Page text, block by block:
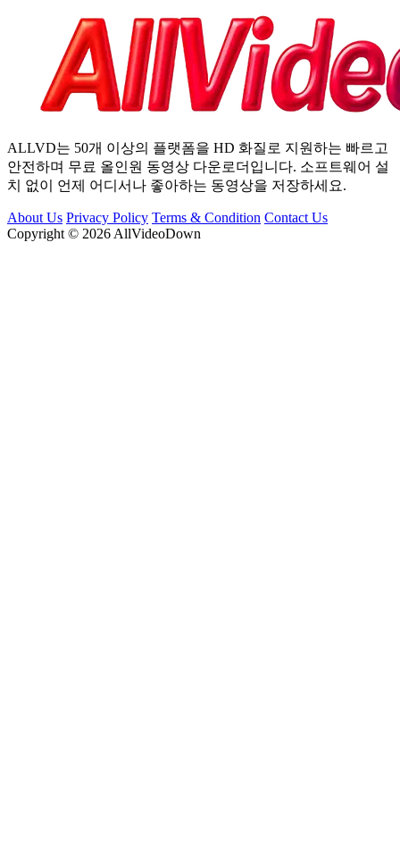
ALLVD는 50개 이상의 플랫폼을 HD 화질로 지원하는 빠르고
안전하며 무료 올인원 동영상 다운로더입니다. 소프트웨어 설
치 없이 언제 어디서나 좋아하는 동영상을 저장하세요.
About Us Privacy Policy Terms & Condition Contact Us
Copyright © 2026 AllVideoDown